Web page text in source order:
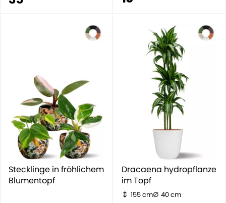
Stecklinge in fröhlichem
Blumentopf
Dracaena hydropflanze
im Topf
155 cm 40 cm